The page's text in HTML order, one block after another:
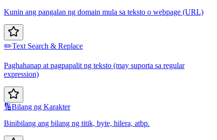
Kunin ang pangalan ng domain mula sa teksto o webpage (URL)
✏️Text Search & Replace
Paghahanap at pagpapalit ng teksto (may suporta sa regular
expression)
🔢Bilang ng Karakter
Binibilang ang bilang ng titik, byte, hilera, atbp.